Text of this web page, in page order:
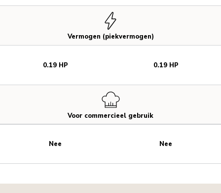
Vermogen (piekvermogen)
Voor commercieel gebruik
0.19 HP
Nee
0.19 HP
Nee